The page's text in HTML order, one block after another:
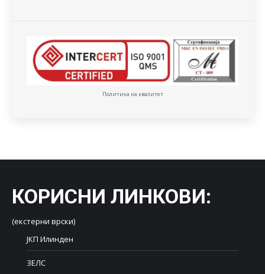
Политика на квалитет
КОРИСНИ ЛИНКОВИ:
(екстерни врски)
ЈКП Илинден
ЗЕЛС